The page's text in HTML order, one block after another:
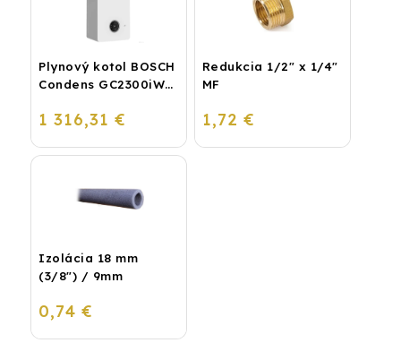
Plynový kotol BOSCH
Condens GC2300iW
kondenzačný
1 316,31 €
Redukcia 1/2" x 1/4"
MF
1,72 €
Izolácia 18 mm
(3/8") / 9mm
0,74 €